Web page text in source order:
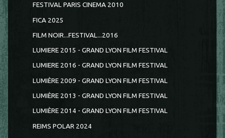
FESTIVAL PARIS CINEMA 2010
FICA 2025
FILM NOIR...FESTIVAL...2016
LUMIERE 2015 - GRAND LYON FILM FESTIVAL
LUMIERE 2016 - GRAND LYON FILM FESTIVAL
LUMIÈRE 2009 - GRAND LYON FILM FESTIVAL
LUMIÈRE 2013 - GRAND LYON FILM FESTIVAL
LUMIÈRE 2014 - GRAND LYON FILM FESTIVAL
REIMS POLAR 2024